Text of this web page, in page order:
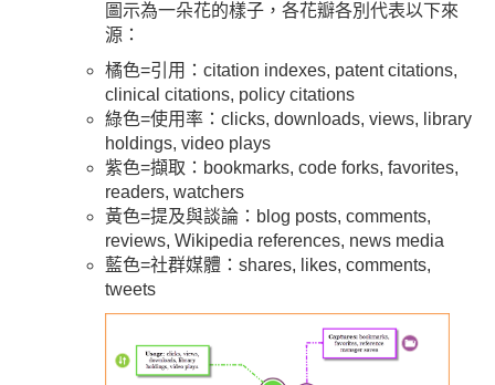
圖示為一朵花的樣子，各花瓣各別代表以下來
源：
橘色=引用：citation indexes, patent citations,
clinical citations, policy citations
綠色=使用率：clicks, downloads, views, library
holdings, video plays
紫色=擷取：bookmarks, code forks, favorites,
readers, watchers
黃色=提及與談論：blog posts, comments,
reviews, Wikipedia references, news media
藍色=社群媒體：shares, likes, comments,
tweets